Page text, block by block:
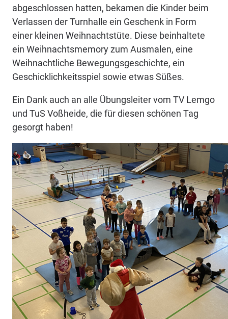
abgeschlossen hatten, bekamen die Kinder beim
Verlassen der Turnhalle ein Geschenk in Form
einer kleinen Weihnachtstüte. Diese beinhaltete
ein Weihnachtsmemory zum Ausmalen, eine
Weihnachtliche Bewegungsgeschichte, ein
Geschicklichkeitsspiel sowie etwas Süßes.
Ein Dank auch an alle Übungsleiter vom TV Lemgo
und TuS Voßheide, die für diesen schönen Tag
gesorgt haben!